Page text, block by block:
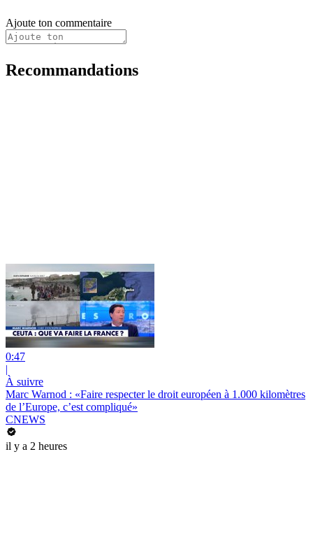
Ajoute ton commentaire
Recommandations
0:47
|
À suivre
Marc Warnod : «Faire respecter le droit européen à 1.000 kilomètres
de l’Europe, c’est compliqué»
CNEWS
il y a 2 heures